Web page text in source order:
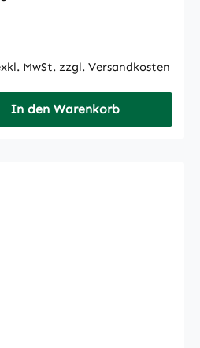
Preis:
MwSt. zzgl. Versandkosten
In den Warenkorb